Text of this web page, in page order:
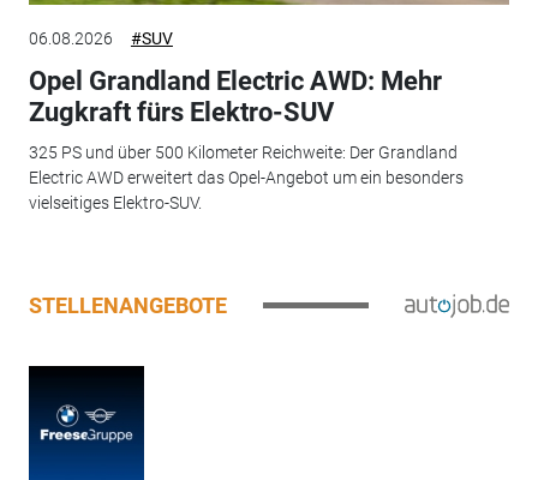
06.08.2026 #SUV
Opel Grandland Electric AWD: Mehr
Zugkraft fürs Elektro-SUV
325 PS und über 500 Kilometer Reichweite: Der Grandland
Electric AWD erweitert das Opel-Angebot um ein besonders
vielseitiges Elektro-SUV.
STELLENANGEBOTE